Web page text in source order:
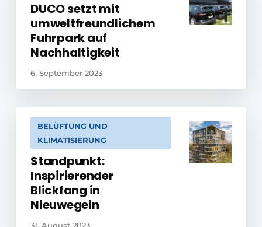
DUCO setzt mit
umweltfreundlichem
Fuhrpark auf
Nachhaltigkeit
6. September 2023
BELÜFTUNG UND
KLIMATISIERUNG
Standpunkt:
Inspirierender
Blickfang in
Nieuwegein